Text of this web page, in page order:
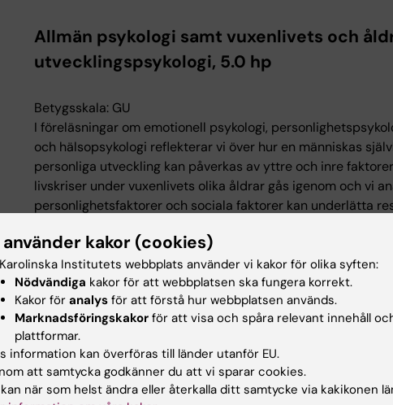
Allmän psykologi samt vuxenlivets och
utvecklingspsykologi, 5.0 hp
Betygsskala: GU
I föreläsningar om emotionell psykologi,
och hälsopsykologi reflekterar vi över hur en människas
personliga utveckling kan påverkas av yttre och inre
livskriser under vuxenlivets olika åldrar gås igenom och vi
personlighetsfaktorer och sociala faktorer kan underlätta
liksom de behandlingsmetoder som är aktuella i vår tid.
Det naturliga åldrandet beskrivs ur ett psykologiskt,
medicinskt perspektiv, där vi särskilt uppmärksammar
hörselnedsättning kan påverka det psykologiska
Arbetsformer
kakor (cookies)
Institutets webbplats använder vi kakor för olika syften:
Nödvändiga kakor för att webbplatsen ska fungera korrekt.
Kakor för analys för att förstå hur webbplatsen används.
Marknadsföringskakor för att visa och spåra relevant innehåll
plattformar.
information kan överföras till länder utanför EU.
att samtycka godkänner du att vi sparar cookies.
när som helst ändra eller återkalla ditt samtycke via kakikonen